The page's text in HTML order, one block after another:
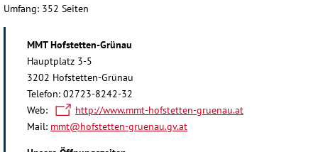
Umfang: 352 Seiten
MMT Hofstetten-Grünau
Hauptplatz 3-5
3202 Hofstetten-Grünau
Telefon: 02723-8242-32
Web:
http://www.mmt-hofstetten-gruenau.at
Mail: mmt@hofstetten-gruenau.gv.at